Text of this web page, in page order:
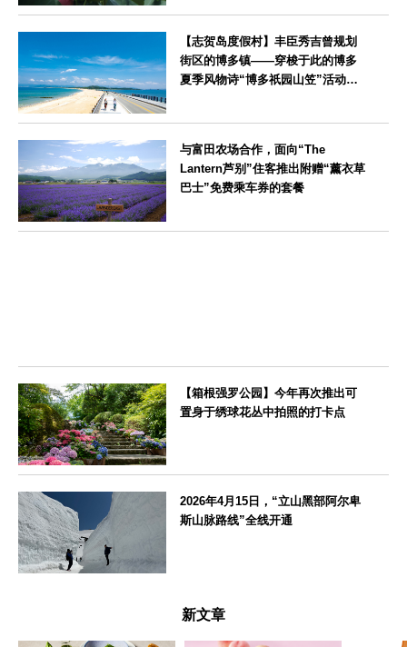
【志贺岛度假村】丰臣秀吉曾规划
街区的博多镇——穿梭于此的博多
夏季风物诗“博多祇园山笠”活动期
与富田农场合作，面向“The
Lantern芦别”住客推出附赠“薰衣草
巴士”免费乘车券的套餐
【箱根强罗公园】今年再次推出可
置身于绣球花丛中拍照的打卡点
2026年4月15日，“立山黑部阿尔卑
斯山脉路线”全线开通
新文章